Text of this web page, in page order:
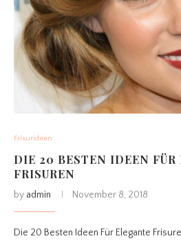
Frisurideen
DIE 20 BESTEN IDEEN FÜR
FRISUREN
by admin November 8, 2018
Die 20 Besten Ideen Für Elegante